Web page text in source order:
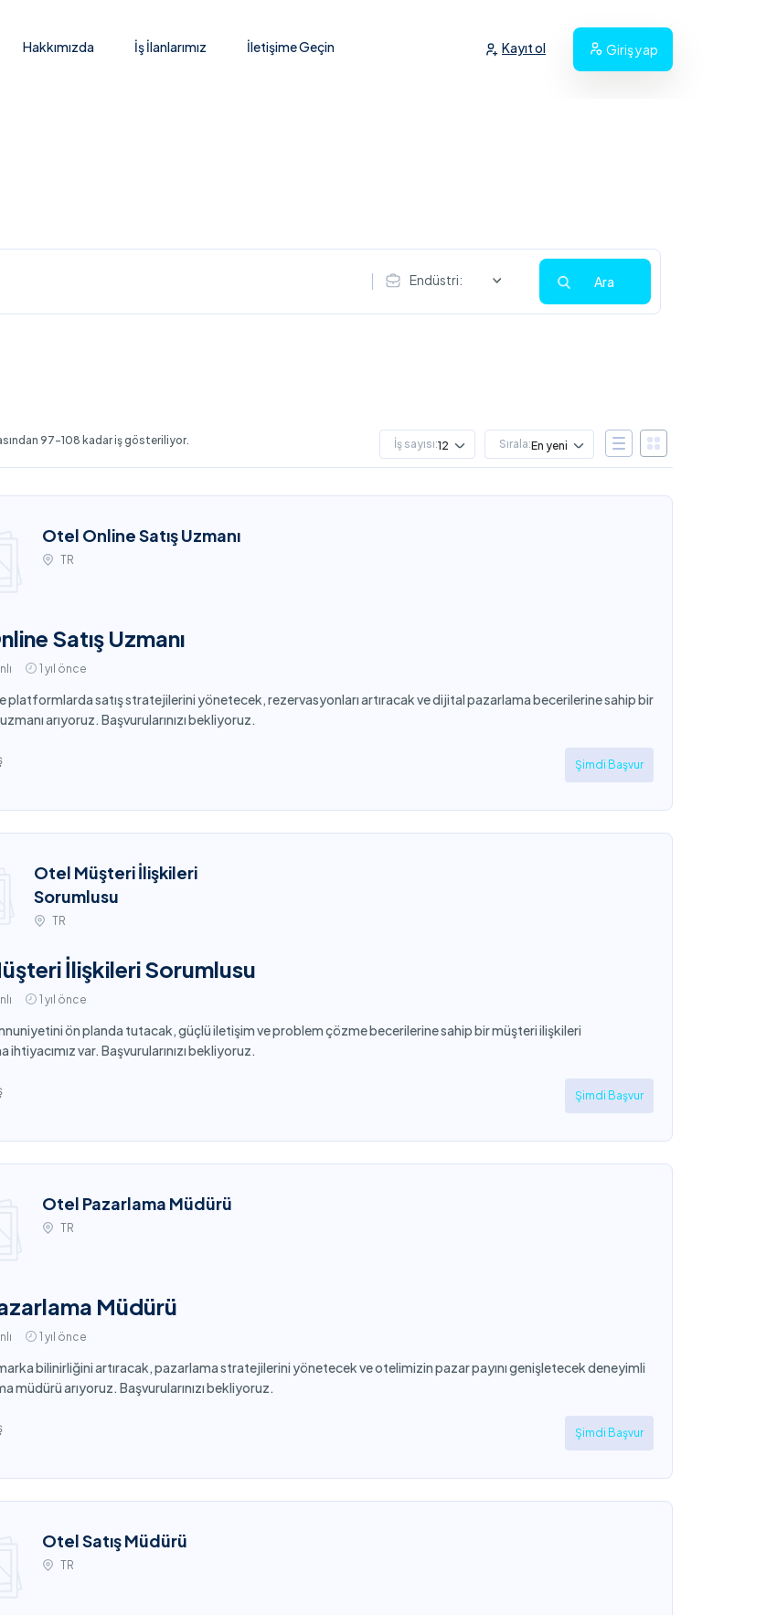
Hakkımızda İş İlanlarımız İletişime Geçin Kayıt ol Giriş yap
Endüstri: Ara
97-108 kadar iş gösteriliyor. İş sayısı:12 Sırala:En yeni
Otel Online Satış Uzmanı
TR
Satış Uzmanı
1 yıl önce
platformlarda satış stratejilerini yönetecek, rezervasyonları artıracak ve dijital pazarlama becerilerine sahip bir
arıyoruz. Başvurularınızı bekliyoruz.
Şimdi Başvur
Otel Müşteri İlişkileri
Sorumlusu
TR
İlişkileri Sorumlusu
1 yıl önce
ön planda tutacak, güçlü iletişim ve problem çözme becerilerine sahip bir müşteri ilişkileri
ihtiyacımız var. Başvurularınızı bekliyoruz.
Şimdi Başvur
Otel Pazarlama Müdürü
TR
Müdürü
1 yıl önce
bilinirliğini artıracak, pazarlama stratejilerini yönetecek ve otelimizin pazar payını genişletecek deneyimli
müdürü arıyoruz. Başvurularınızı bekliyoruz.
Şimdi Başvur
Otel Satış Müdürü
TR